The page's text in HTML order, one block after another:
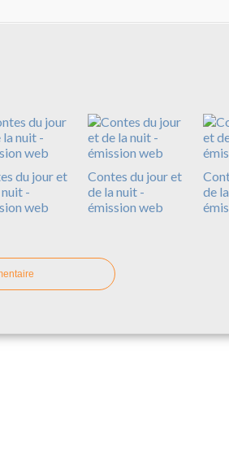
du jour et
-
web
Contes du jour et
de la nuit -
émission web
de